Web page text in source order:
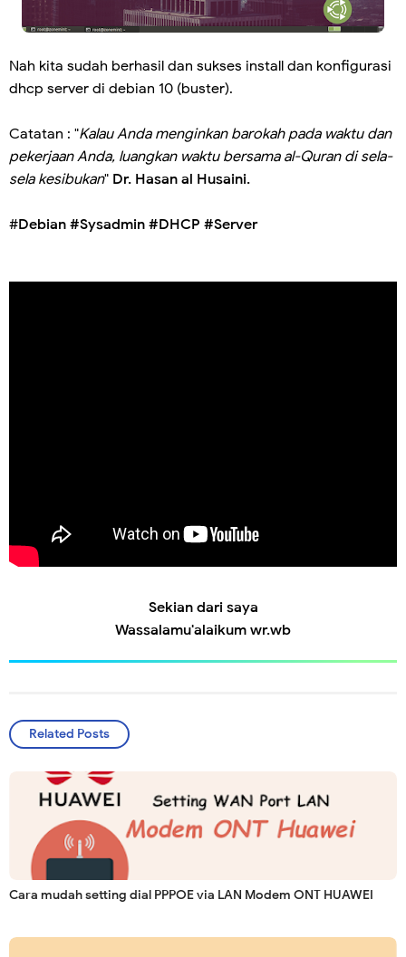
Nah kita sudah berhasil dan sukses install dan konfigurasi
dhcp server di debian 10 (buster).
Catatan : "Kalau Anda menginkan barokah pada waktu dan
pekerjaan Anda, luangkan waktu bersama al-Quran di sela-
sela kesibukan" Dr. Hasan al Husaini.
#Debian #Sysadmin #DHCP #Server
Sekian dari saya
Wassalamu'alaikum wr.wb
Related Posts
Cara mudah setting dial PPPOE via LAN Modem ONT HUAWEI